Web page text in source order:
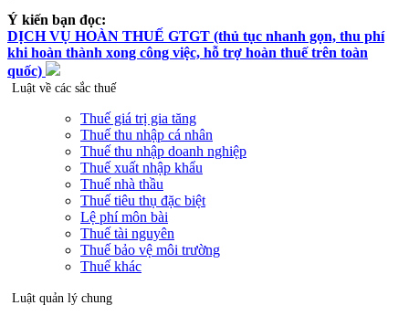
Ý kiến bạn đọc:
DỊCH VỤ HOÀN THUẾ GTGT (thủ tục nhanh gọn, thu phí
khi hoàn thành xong công việc, hỗ trợ hoàn thuế trên toàn
quốc)
Luật về các sắc thuế
Thuế giá trị gia tăng
Thuế thu nhập cá nhân
Thuế thu nhập doanh nghiệp
Thuế xuất nhập khẩu
Thuế nhà thầu
Thuế tiêu thụ đặc biệt
Lệ phí môn bài
Thuế tài nguyên
Thuế bảo vệ môi trường
Thuế khác
Luật quản lý chung